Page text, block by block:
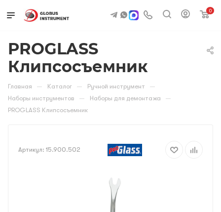
0
PROGLASS
Клипсосъемник
Главная — Каталог — Ручной инструмент —
Наборы инструментов — Наборы для демонтажа —
PROGLASS Клипсосъемник
Артикул: 15.900.502